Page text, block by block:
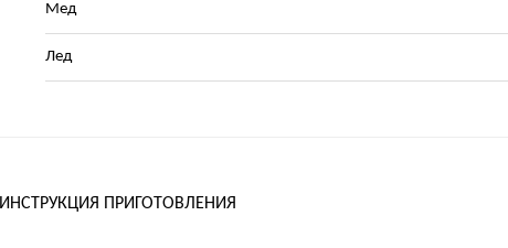
Мед
Лед
ИНСТРУКЦИЯ ПРИГОТОВЛЕНИЯ